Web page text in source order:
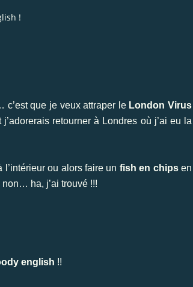
!
c’est que je veux attraper le London Virus
j’adorerais retourner à Londres où j’ai eu la
l’intérieur ou alors faire un fish en chipsen
ha, j’ai trouvé !!!
english !!